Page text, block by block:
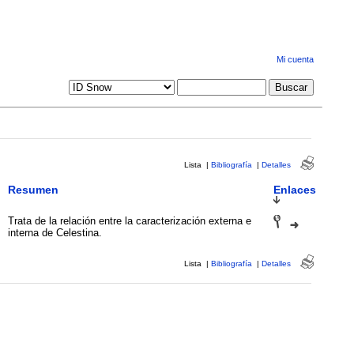
Mi cuenta
Lista | Bibliografía | Detalles
Resumen Enlaces
Trata de la relación entre la caracterización externa e
interna de Celestina.
Lista | Bibliografía | Detalles